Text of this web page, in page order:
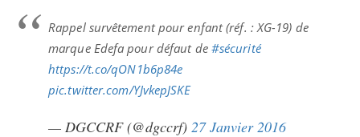
Rappel survêtement pour enfant (réf. : XG-19) de
marque Edefa pour défaut de #sécurité
https://t.co/qON1b6p84e
pic.twitter.com/YJvkepJSKE
— DGCCRF (@dgccrf) 27 Janvier 2016